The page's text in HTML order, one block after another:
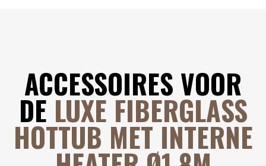
ACCESSOIRES VOOR
DELUXE FIBERGLASS
HOTTUB MET INTERNE